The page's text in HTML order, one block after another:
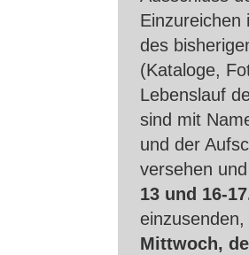
Einzureichen
des
(Kataloge,
Lebenslauf
sind mit
und der
versehen
13 und 16-
Mittwoch,